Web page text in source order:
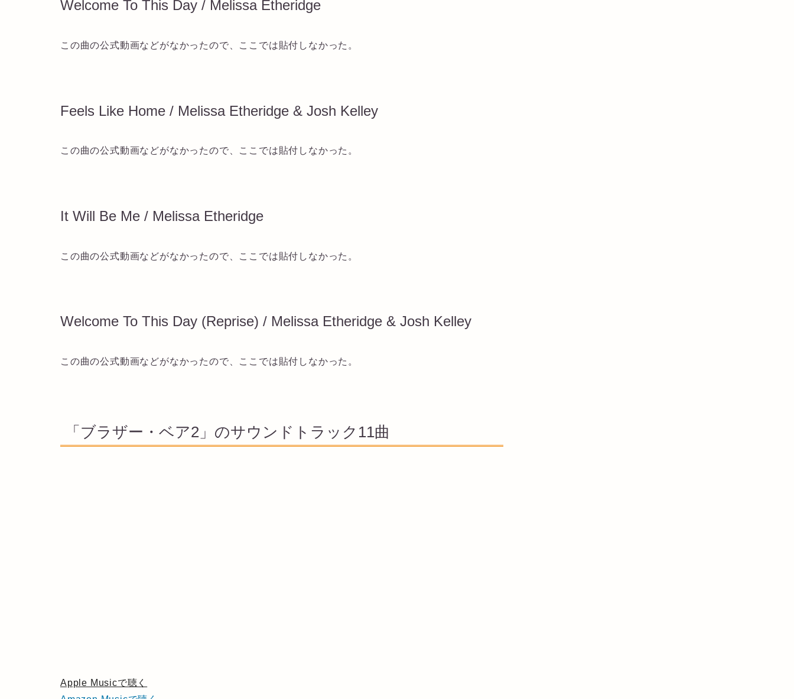
Welcome To This Day / Melissa Etheridge
この曲の公式動画などがなかったので、ここでは貼付しなかった。
Feels Like Home / Melissa Etheridge & Josh Kelley
この曲の公式動画などがなかったので、ここでは貼付しなかった。
It Will Be Me / Melissa Etheridge
この曲の公式動画などがなかったので、ここでは貼付しなかった。
Welcome To This Day (Reprise) / Melissa Etheridge & Josh Kelley
この曲の公式動画などがなかったので、ここでは貼付しなかった。
「ブラザー・ベア2」のサウンドトラック11曲
Apple Musicで聴く